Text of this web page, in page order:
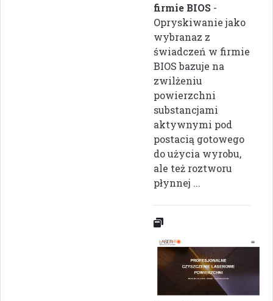
firmie BIOS -
Opryskiwanie jako
wybranaz z
świadczeń w firmie
BIOS bazuje na
zwilżeniu
powierzchni
substancjami
aktywnymi pod
postacią gotowego
do użycia wyrobu,
ale też roztworu
płynnej ...